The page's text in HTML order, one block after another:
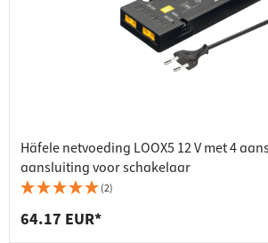
Häfele netvoeding LOOX5 12 V met 4
aansluiting voor schakelaar
(2)
64.17 EUR*